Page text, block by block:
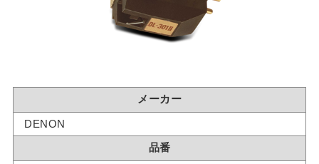
メーカー
DENON
品番